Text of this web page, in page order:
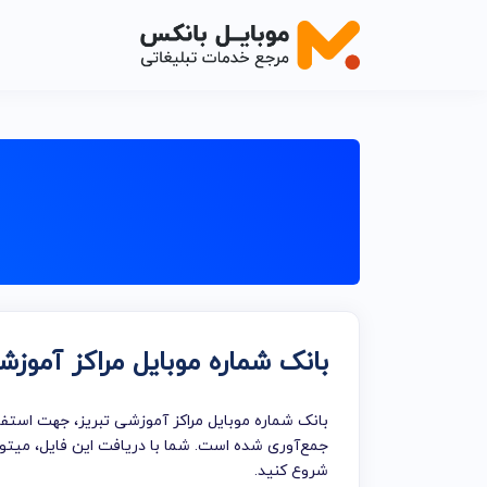
اصناف
اصناف
اصناف
خدمات
بانک شماره موبایل مراکز
بانک شماره موبایل مراکز آموزشی تبریز، جهت
جمع‌آوری شده است. شما با دریافت این فایل،
شروع کنید.